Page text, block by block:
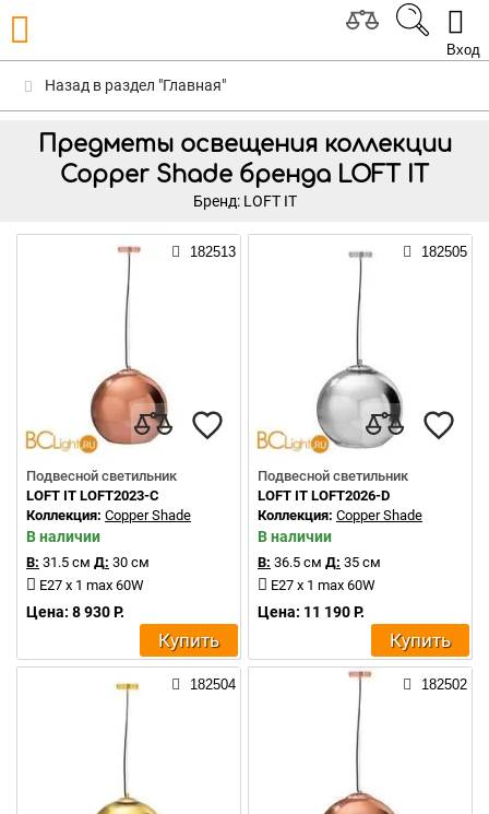
Вход
Назад в раздел "Главная"
Предметы освещения коллекции
Copper Shade бренда LOFT IT
Бренд: LOFT IT
182513
Подвесной светильник
LOFT IT LOFT2023-C
Коллекция: Copper Shade
В наличии
В: 31.5 см Д: 30 см
E27 x 1 max 60W
Цена: 8 930 Р.
Купить
182505
Подвесной светильник
LOFT IT LOFT2026-D
Коллекция: Copper Shade
В наличии
В: 36.5 см Д: 35 см
E27 x 1 max 60W
Цена: 11 190 Р.
Купить
182504 182502